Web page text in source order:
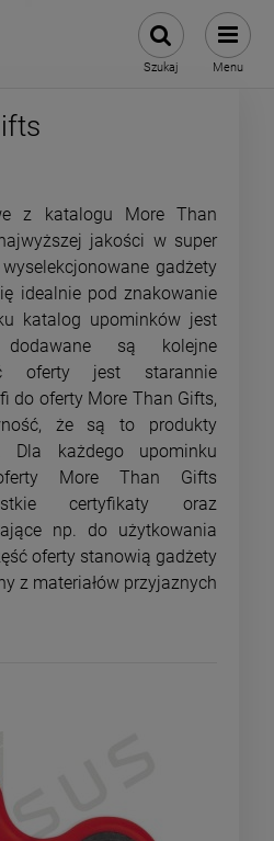
Szukaj Menu
z katalogu More Than
jakości w super
gadżety
idealnie pod znakowanie
katalog upominków jest
są kolejne
oferty jest starannie
do oferty More Than Gifts,
że są to produkty
Dla każdego upominku
More Than Gifts
certyfikaty oraz
np. do użytkowania
oferty stanowią gadżety
z materiałów przyjaznych